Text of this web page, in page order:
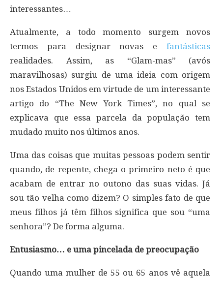
interessantes…
Atualmente, a todo momento surgem novos
termos para designar novas e fantásticas
realidades. Assim, as “Glam-mas” (avós
maravilhosas) surgiu de uma ideia com origem
nos Estados Unidos em virtude de um interessante
artigo do “The New York Times”, no qual se
explicava que essa parcela da população tem
mudado muito nos últimos anos.
Uma das coisas que muitas pessoas podem sentir
quando, de repente, chega o primeiro neto é que
acabam de entrar no outono das suas vidas. Já
sou tão velha como dizem? O simples fato de que
meus filhos já têm filhos significa que sou “uma
senhora”? De forma alguma.
Entusiasmo… e uma pincelada de preocupação
Quando uma mulher de 55 ou 65 anos vê aquela